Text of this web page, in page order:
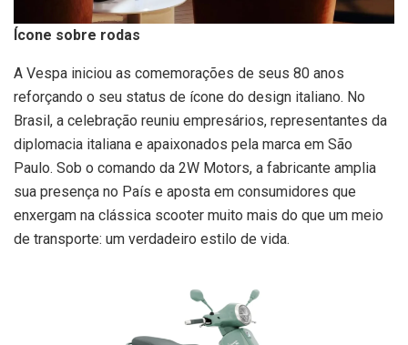
Ícone sobre rodas
A Vespa iniciou as comemorações de seus 80 anos
reforçando o seu status de ícone do design italiano. No
Brasil, a celebração reuniu empresários, representantes da
diplomacia italiana e apaixonados pela marca em São
Paulo. Sob o comando da 2W Motors, a fabricante amplia
sua presença no País e aposta em consumidores que
enxergam na clássica scooter muito mais do que um meio
de transporte: um verdadeiro estilo de vida.